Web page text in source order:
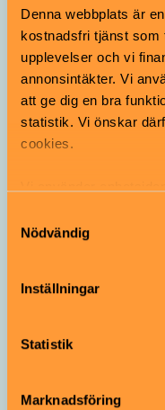
Denna webbplats är
kostnadsfri tjänst
upplevelser och vi
annonsintäkter. Vi
att ge dig en bra
statistik. Vi önskar
cookies.
samt tillhandahålla
vidarebefordrar även
information från din
annons- och
information som du
Nödvändig
Inställningar
Statistik
Marknadsföring
Eolshälls
4H-gården i
Gården har både
Hägersten-Älvsjö